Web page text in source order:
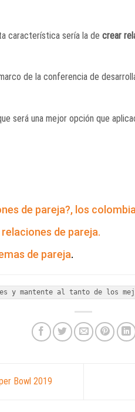
característica sería la de crear
de la conferencia de
será una mejor opción que
de pareja?, los
de pareja.
de pareja.
y mantente al tanto de los
Bowl 2019